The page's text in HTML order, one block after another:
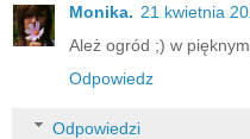
Monika. 21 kwietnia
Ależ ogród ;) w
Odpowiedz
Odpowiedzi